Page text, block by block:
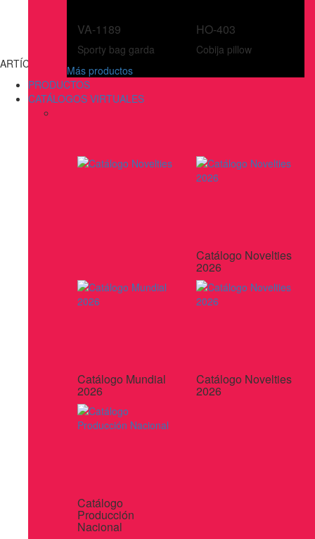
VA-1189
Sporty bag garda
HO-403
Cobija pillow
Más productos
PRODUCTOS
CATÁLOGOS VIRTUALES
Catálogo Novelties
2026
Catálogo Mundial
2026
Catálogo Novelties
2026
Catálogo
Producción
Nacional
ARTÍCULOS DE ESCRITURA